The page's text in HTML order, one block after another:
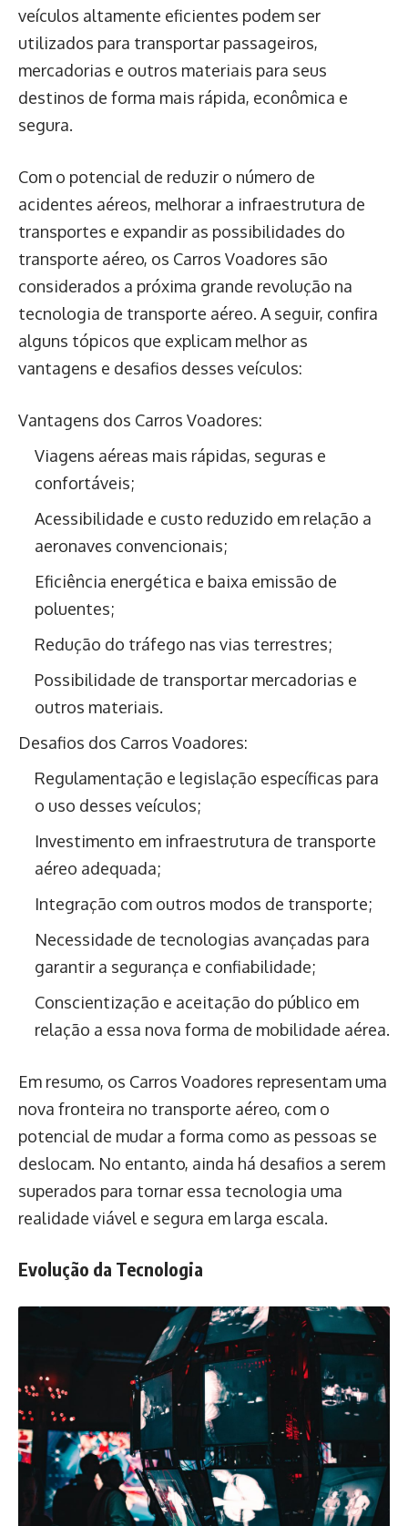
veículos altamente eficientes podem ser
utilizados para transportar passageiros,
mercadorias e outros materiais para seus
destinos de forma mais rápida, econômica e
segura.
Com o potencial de reduzir o número de
acidentes aéreos, melhorar a infraestrutura de
transportes e expandir as possibilidades do
transporte aéreo, os Carros Voadores são
considerados a próxima grande revolução na
tecnologia de transporte aéreo. A seguir, confira
alguns tópicos que explicam melhor as
vantagens e desafios desses veículos:
Vantagens dos Carros Voadores:
Viagens aéreas mais rápidas, seguras e
confortáveis;
Acessibilidade e custo reduzido em relação a
aeronaves convencionais;
Eficiência energética e baixa emissão de
poluentes;
Redução do tráfego nas vias terrestres;
Possibilidade de transportar mercadorias e
outros materiais.
Desafios dos Carros Voadores:
Regulamentação e legislação específicas para
o uso desses veículos;
Investimento em infraestrutura de transporte
aéreo adequada;
Integração com outros modos de transporte;
Necessidade de tecnologias avançadas para
garantir a segurança e confiabilidade;
Conscientização e aceitação do público em
relação a essa nova forma de mobilidade aérea.
Em resumo, os Carros Voadores representam uma
nova fronteira no transporte aéreo, com o
potencial de mudar a forma como as pessoas se
deslocam. No entanto, ainda há desafios a serem
superados para tornar essa tecnologia uma
realidade viável e segura em larga escala.
Evolução da Tecnologia